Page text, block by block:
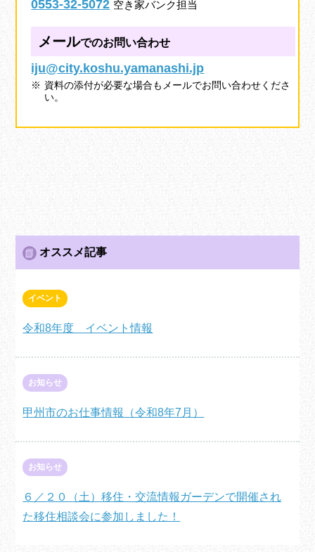
0553-32-5072 空き家バンク担当
メールでのお問い合わせ
iju@city.koshu.yamanashi.jp
資料の添付が必要な場合もメールでお問い合わせくださ
い。
オススメ記事
イベント
令和8年度 イベント情報
お知らせ
甲州市のお仕事情報（令和8年7月）
お知らせ
６／２０（土）移住・交流情報ガーデンで開催され
た移住相談会に参加しました！